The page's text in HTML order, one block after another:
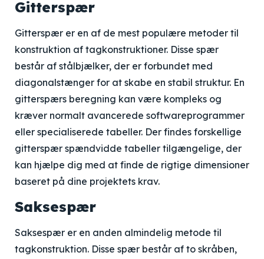
Gitterspær
Gitterspær er en af de mest populære metoder til
konstruktion af tagkonstruktioner. Disse spær
består af stålbjælker, der er forbundet med
diagonalstænger for at skabe en stabil struktur. En
gitterspærs beregning kan være kompleks og
kræver normalt avancerede softwareprogrammer
eller specialiserede tabeller. Der findes forskellige
gitterspær spændvidde tabeller tilgængelige, der
kan hjælpe dig med at finde de rigtige dimensioner
baseret på dine projektets krav.
Saksespær
Saksespær er en anden almindelig metode til
tagkonstruktion. Disse spær består af to skråben,